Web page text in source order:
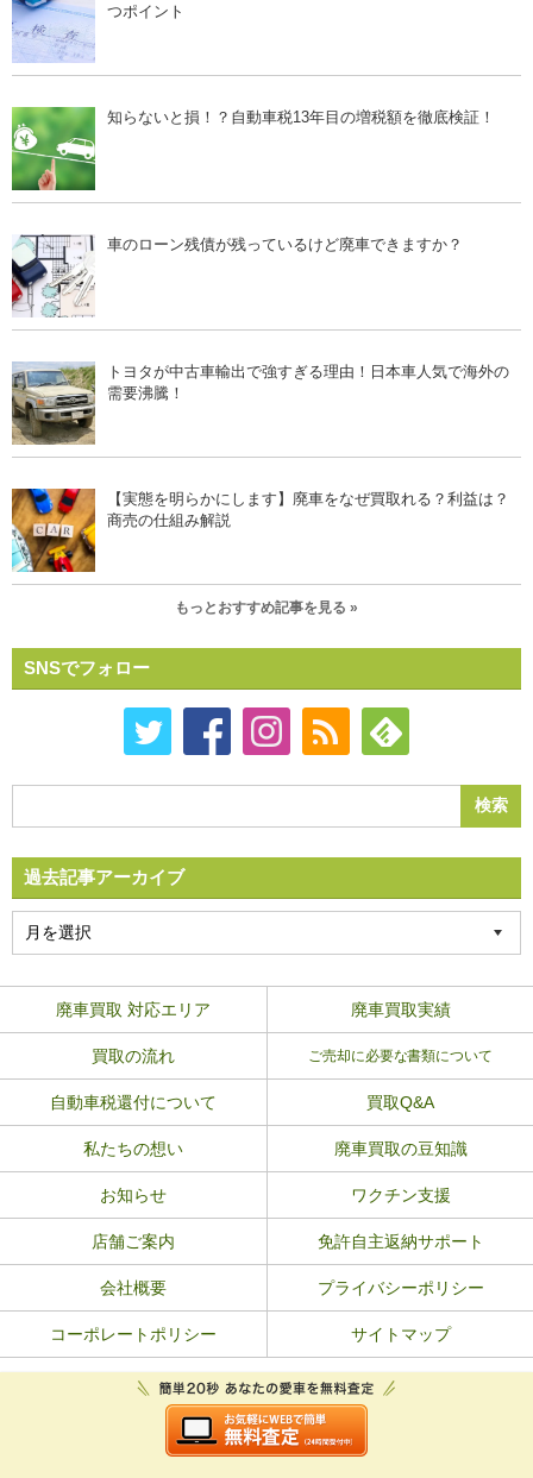
つポイント
知らないと損！？自動車税13年目の増税額を徹底検証！
車のローン残債が残っているけど廃車できますか？
トヨタが中古車輸出で強すぎる理由！日本車人気で海外の
需要沸騰！
【実態を明らかにします】廃車をなぜ買取れる？利益は？
商売の仕組み解説
もっとおすすめ記事を見る »
SNSでフォロー
過去記事アーカイブ
廃車買取 対応エリア 廃車買取実績
買取の流れ ご売却に必要な書類について
自動車税還付について 買取Q&A
私たちの想い 廃車買取の豆知識
お知らせ ワクチン支援
店舗ご案内 免許自主返納サポート
会社概要 プライバシーポリシー
コーポレートポリシー サイトマップ
Copyright © 2026 廃車買取おもいでガレージ. All rights reserved.